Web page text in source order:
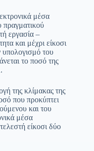
μέσα
πραγματικού
εργασία –
και μέχρι είκοσι
του
το ποσό της
της κλίμακας της
που προκύπτει
και του
μέσα
είκοσι δύο